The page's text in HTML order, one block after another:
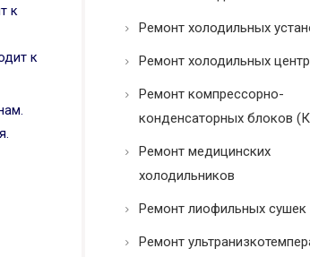
к
к
Ремонт холодильных
Ремонт холодильных
Ремонт компрессорно-
конденсаторных блоков
Ремонт медицинских
холодильников
Ремонт лиофильных сушек
Ремонт